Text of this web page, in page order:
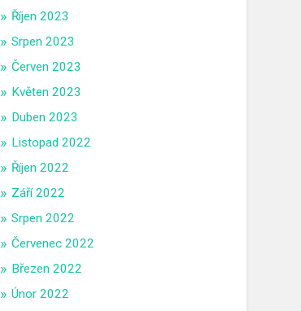
Říjen 2023
Srpen 2023
Červen 2023
Květen 2023
Duben 2023
Listopad 2022
Říjen 2022
Září 2022
Srpen 2022
Červenec 2022
Březen 2022
Únor 2022